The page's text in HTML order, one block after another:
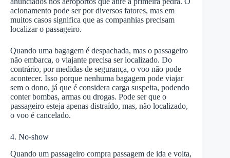
acionamento pode ser por diversos fatores, mas em
muitos casos significa que as companhias precisam
localizar o passageiro.
Quando uma bagagem é despachada, mas o passageiro
não embarca, o viajante precisa ser localizado. Do
contrário, por medidas de segurança, o voo não pode
acontecer. Isso porque nenhuma bagagem pode viajar
sem o dono, já que é considera carga suspeita, podendo
conter bombas, armas ou drogas. Pode ser que o
passageiro esteja apenas distraído, mas, não localizado,
o voo é cancelado.
4. No-show
Quando um passageiro compra passagem de ida e volta,